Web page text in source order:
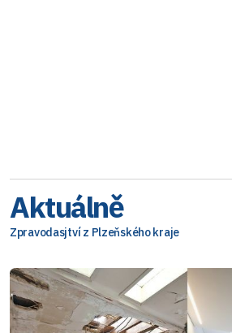
Aktuálně
Zpravodasjtví z Plzeňského kraje